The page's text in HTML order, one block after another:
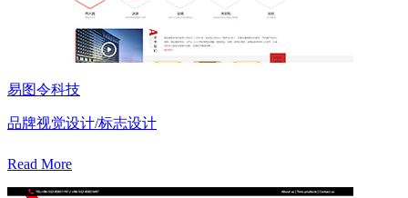
易图令科技
品牌视觉设计/标志设计
Read More